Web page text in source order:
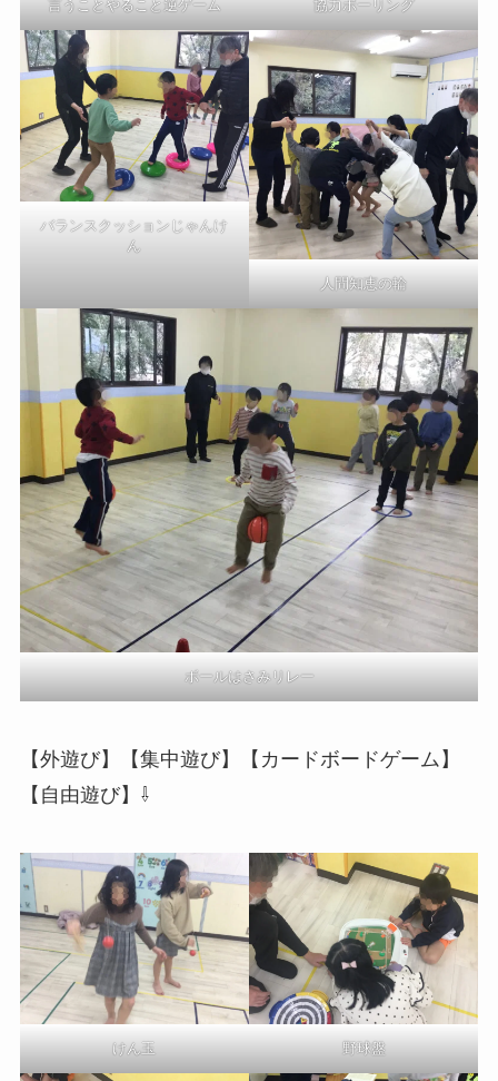
言うことやること逆ゲーム 協力ボーリング
バランスクッションじゃんけ
ん
人間知恵の輪
ボールはさみリレー
【外遊び】【集中遊び】【カードボードゲーム】
【自由遊び】⇩
けん玉 野球盤